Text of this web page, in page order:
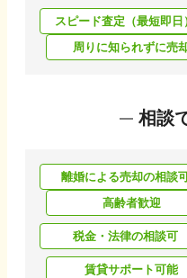
スピード査定（最短即日
周りに知られずに売
相談
離婚による売却の相談
高齢者歓迎
税金・法律の相談可
賃貸サポート可能